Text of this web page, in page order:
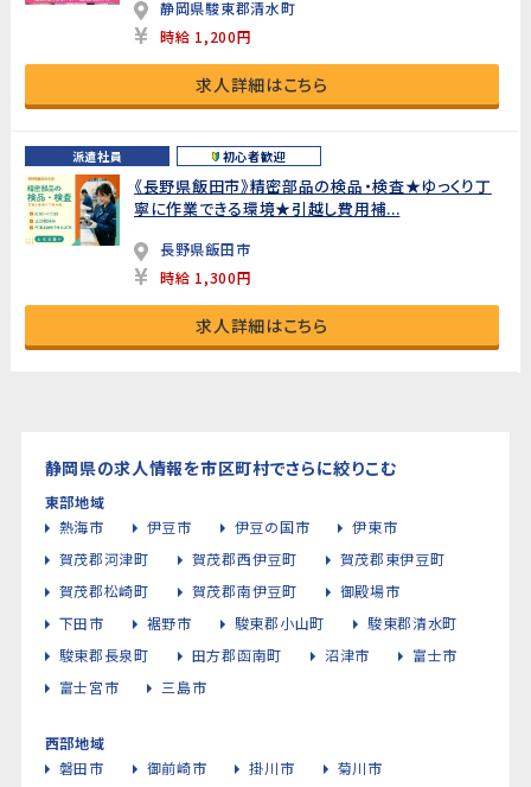
静岡県駿東郡清水町
時給 1,200円
求人詳細はこちら
派遣社員 初心者歓迎
《長野県飯田市》精密部品の検品・検査★ゆっくり丁
寧に作業できる環境★引越し費用補...
長野県飯田市
時給 1,300円
求人詳細はこちら
静岡県の求人情報を市区町村でさらに絞りこむ
東部地域
熱海市
伊豆市 伊豆の国市
伊東市
賀茂郡河津町
賀茂郡西伊豆町
賀茂郡東伊豆町
賀茂郡松崎町
賀茂郡南伊豆町
御殿場市
下田市
裾野市 駿東郡小山町
駿東郡清水町
駿東郡長泉町
田方郡函南町 沼津市
富士市
富士宮市
三島市
西部地域
磐田市
御前崎市 掛川市
菊川市